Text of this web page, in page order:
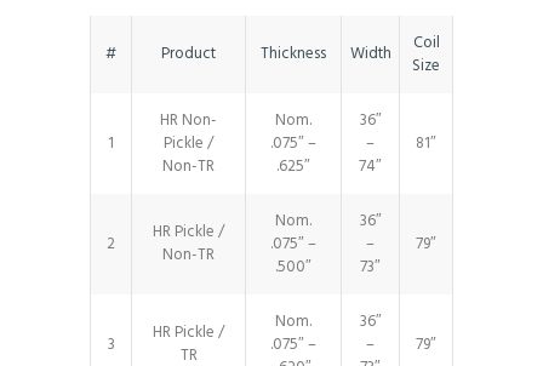
# Product Thickness Width
Coil
Size
1
HR Non-
Pickle /
Non-TR
Nom.
.075″ –
.625″
36″
–
74″
81″
2
HR Pickle /
Non-TR
Nom.
.075″ –
.500″
36″
–
73″
79″
3
HR Pickle /
TR
Nom.
.075″ –
36″
–
79″